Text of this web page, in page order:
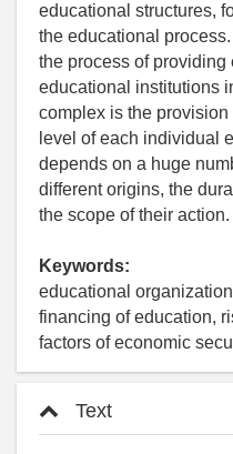
educational structures,
the educational
the process of providing
educational institutions
complex is the
level of each individual
depends on a huge
different origins, the
the scope of their action.
Keywords:
educational
financing of education,
factors of economic
Text